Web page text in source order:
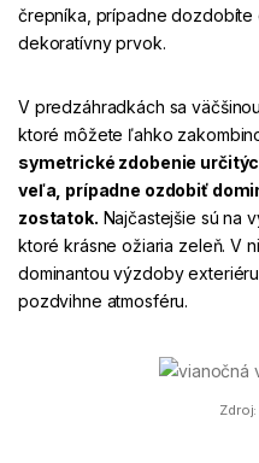
črepníka, prípadne dozdobíte
dekoratívny prvok.
V predzáhradkách sa
ktoré môžete ľahko
symetrické zdobenie
veľa, prípadne ozdobiť
zostatok. Najčastejšie sú na
ktoré krásne ožiaria zeleň. V
dominantou výzdoby
pozdvihne atmosféru.